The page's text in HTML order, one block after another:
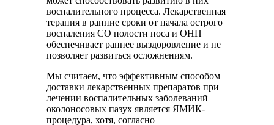
воспалительного процесса. Лекарственная
терапия в ранние сроки от начала острого
воспаления СО полости носа и ОНП
обеспечивает раннее выздоровление и не
позволяет развиться осложнениям.
Мы считаем, что эффективным способом
доставки лекарственных препаратов при
лечении воспалительных заболеваний
околоносовых пазух является ЯМИК-
процедура, хотя, согласно